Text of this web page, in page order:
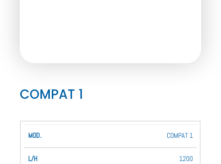
COMPAT 1
Hz
Collegabili
COMPAT 1
1200